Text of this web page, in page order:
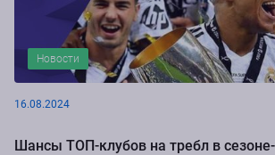
Новости
16.08.2024
Шансы ТОП-клубов на требл в